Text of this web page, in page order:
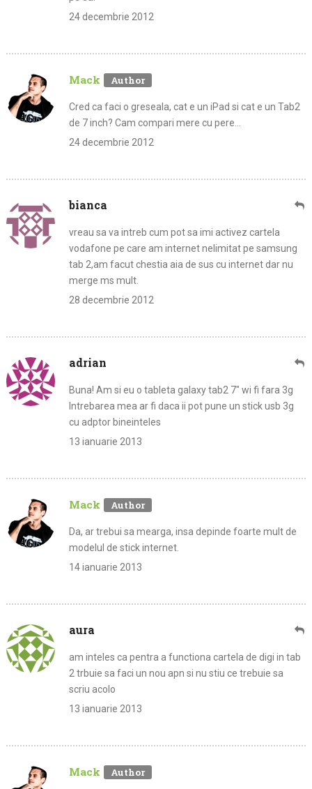
24 decembrie 2012
Mack
Cred ca faci o greseala, cat e un iPad si cat e un Tab2
de 7 inch? Cam compari mere cu pere…
24 decembrie 2012
bianca
vreau sa va intreb cum pot sa imi activez cartela
vodafone pe care am internet nelimitat pe samsung
tab 2,am facut chestia aia de sus cu internet dar nu
merge ms mult.
28 decembrie 2012
adrian
Buna! Am si eu o tableta galaxy tab2 7″ wi fi fara 3g
Intrebarea mea ar fi daca ii pot pune un stick usb 3g
cu adptor bineinteles
13 ianuarie 2013
Mack
Da, ar trebui sa mearga, insa depinde foarte mult de
modelul de stick internet.
14 ianuarie 2013
aura
am inteles ca pentra a functiona cartela de digi in tab
2 trbuie sa faci un nou apn si nu stiu ce trebuie sa
scriu acolo
13 ianuarie 2013
Mack